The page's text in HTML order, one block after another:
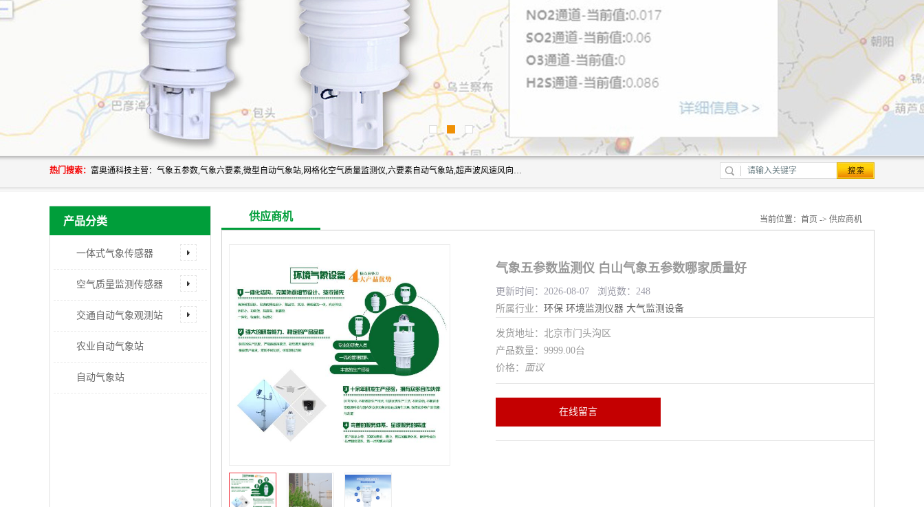
热门搜索： 富奥通科技主营：气象五参数,气象六要素,微型自动气象站,网格化空气质量监测仪,六要素自动气象站,超声波风速风向传感器,能见度仪,大气微型站,交通自动气象站,高速路面结冰监测,路面状况传感器等。
产品分类
一体式气象传感器
空气质量监测传感器
交通自动气象观测站
农业自动气象站
自动气象站
供应商机 当前位置： 首页 -> 供应商机
气象五参数监测仪 白山气象五参数哪家质量好
更新时间：2026-08-07 浏览数：248
所属行业： 环保 环境监测仪器 大气监测设备
发货地址：北京市门头沟区
产品数量：9999.00台
价格： 面议
在线留言